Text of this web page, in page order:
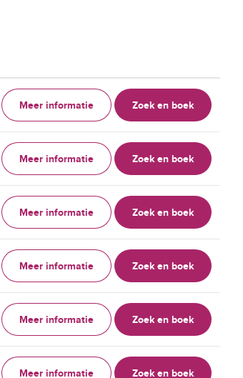
Meer informatie Zoek en boek
Meer informatie Zoek en boek
Meer informatie Zoek en boek
Meer informatie Zoek en boek
Meer informatie Zoek en boek
Meer informatie Zoek en boek